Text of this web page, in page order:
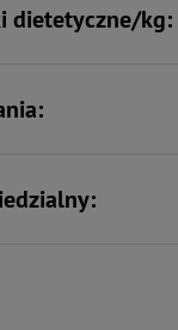
dietetyczne/kg: